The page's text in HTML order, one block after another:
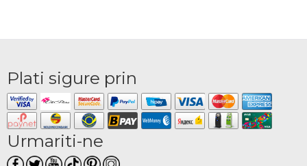
Plati sigure prin
Urmariti-ne